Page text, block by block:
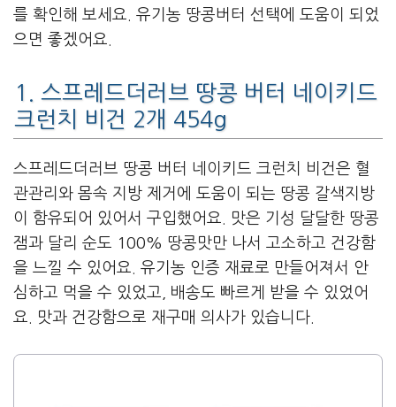
를 확인해 보세요. 유기농 땅콩버터 선택에 도움이 되었
으면 좋겠어요.
1. 스프레드더러브 땅콩 버터 네이키드
크런치 비건 2개 454g
스프레드더러브 땅콩 버터 네이키드 크런치 비건은 혈
관관리와 몸속 지방 제거에 도움이 되는 땅콩 갈색지방
이 함유되어 있어서 구입했어요. 맛은 기성 달달한 땅콩
잼과 달리 순도 100% 땅콩맛만 나서 고소하고 건강함
을 느낄 수 있어요. 유기농 인증 재료로 만들어져서 안
심하고 먹을 수 있었고, 배송도 빠르게 받을 수 있었어
요. 맛과 건강함으로 재구매 의사가 있습니다.